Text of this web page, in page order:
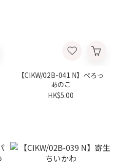
【CIKW/02B-041 N】ぺろっ
あのこ
HK$5.00